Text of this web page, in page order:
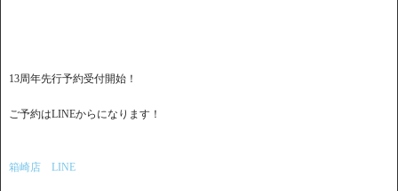
13周年先行予約受付開始！
ご予約はLINEからになります！
箱崎店 LINE